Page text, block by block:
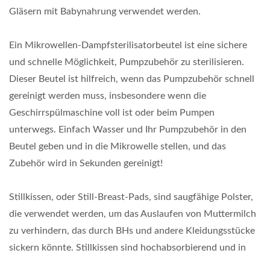
Gläsern mit Babynahrung verwendet werden.
Ein Mikrowellen-Dampfsterilisatorbeutel ist eine sichere
und schnelle Möglichkeit, Pumpzubehör zu sterilisieren.
Dieser Beutel ist hilfreich, wenn das Pumpzubehör schnell
gereinigt werden muss, insbesondere wenn die
Geschirrspülmaschine voll ist oder beim Pumpen
unterwegs. Einfach Wasser und Ihr Pumpzubehör in den
Beutel geben und in die Mikrowelle stellen, und das
Zubehör wird in Sekunden gereinigt!
Stillkissen, oder Still-Breast-Pads, sind saugfähige Polster,
die verwendet werden, um das Auslaufen von Muttermilch
zu verhindern, das durch BHs und andere Kleidungsstücke
sickern könnte. Stillkissen sind hochabsorbierend und in